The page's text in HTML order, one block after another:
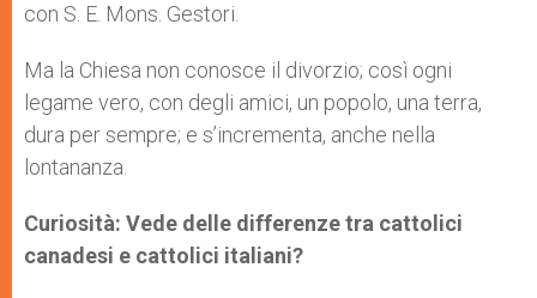
con S. E. Mons. Gestori.
Ma la Chiesa non conosce il divorzio; così ogni
legame vero, con degli amici, un popolo, una terra,
dura per sempre; e s’incrementa, anche nella
lontananza.
Curiosità: Vede delle differenze tra cattolici
canadesi e cattolici italiani?